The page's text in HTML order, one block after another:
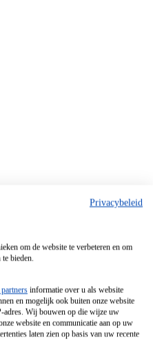
Privacybeleid
om de website te verbeteren en om
bieden.
partners informatie over u als website
en mogelijk ook buiten onze website
adres. Wij bouwen op die wijze uw
website en communicatie aan op uw
laten zien op basis van uw recente